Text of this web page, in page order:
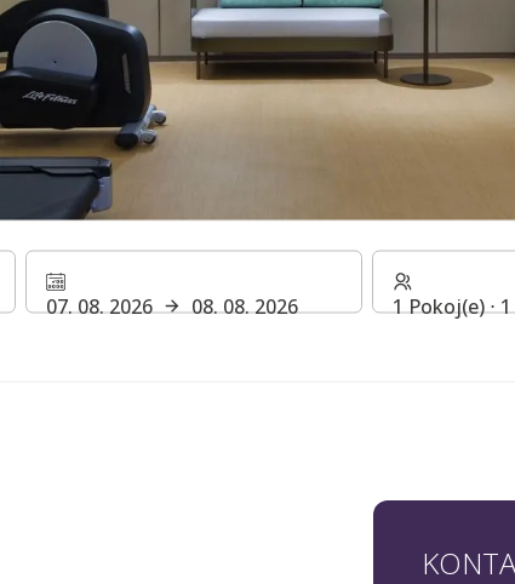
07. 08. 2026 08. 08. 2026 1 Pokoj(e) ⋅